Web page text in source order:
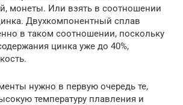
монеты. Или взять в соотношении
Двухкомпонентный сплав
в таком соотношении, поскольку
цинка уже до 40%,
нужно в первую очередь те,
температуру плавления и